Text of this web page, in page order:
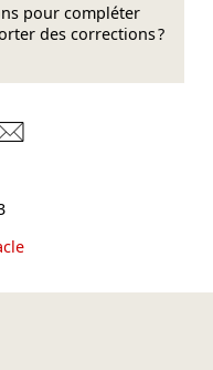
pour compléter
des corrections ?
sur Mastodon
sur Bluesky
sur Facebook